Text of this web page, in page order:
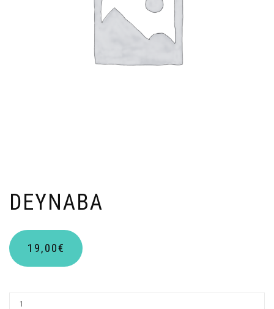
DEYNABA
19,00€